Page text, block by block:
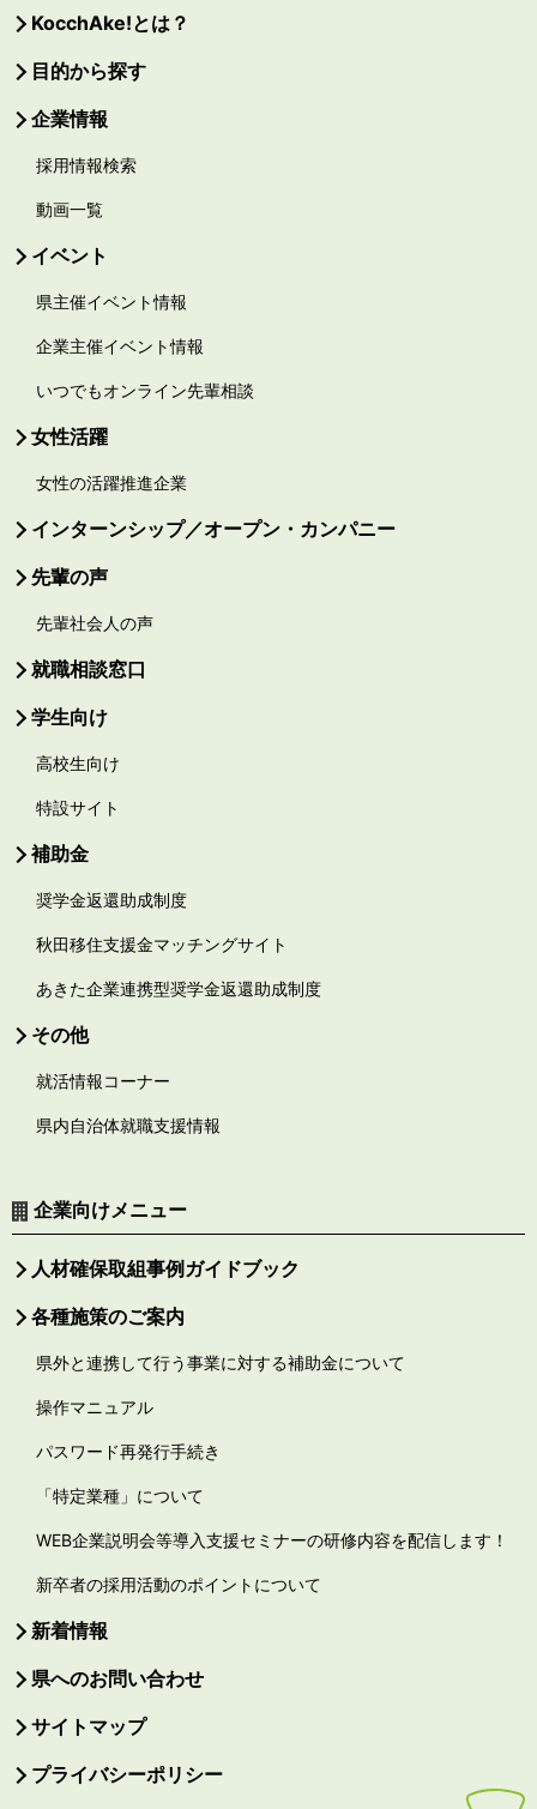
KocchAke!とは？
目的から探す
企業情報
採用情報検索
動画一覧
イベント
県主催イベント情報
企業主催イベント情報
いつでもオンライン先輩相談
女性活躍
女性の活躍推進企業
インターンシップ／オープン・カンパニー
先輩の声
先輩社会人の声
就職相談窓口
学生向け
高校生向け
特設サイト
補助金
奨学金返還助成制度
秋田移住支援金マッチングサイト
あきた企業連携型奨学金返還助成制度
その他
就活情報コーナー
県内自治体就職支援情報
企業向けメニュー
人材確保取組事例ガイドブック
各種施策のご案内
県外と連携して行う事業に対する補助金について
操作マニュアル
パスワード再発行手続き
「特定業種」について
WEB企業説明会等導入支援セミナーの研修内容を配信します！
新卒者の採用活動のポイントについて
新着情報
県へのお問い合わせ
サイトマップ
プライバシーポリシー